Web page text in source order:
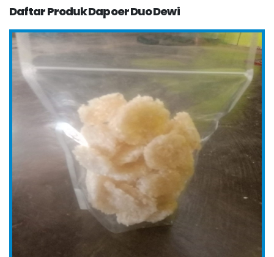
Daftar Produk Dapoer Duo Dewi